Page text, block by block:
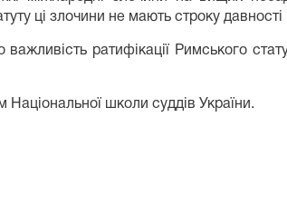
ці злочини не мають строку давності
ратифікації Римського
Національної школи суддів України.